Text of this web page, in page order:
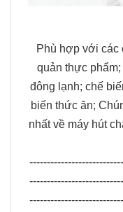
Phù hợp với các
quản thực
đông lạnh; chế
biến thức ăn;
nhất về máy hút